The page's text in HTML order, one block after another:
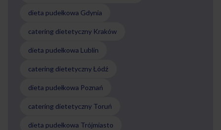
dieta pudełkowa Gdynia
catering dietetyczny Kraków
dieta pudełkowa Lublin
catering dietetyczny Łódź
dieta pudełkowa Poznań
catering dietetyczny Toruń
dieta pudełkowa Trójmiasto